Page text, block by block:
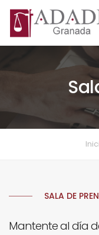
SALA DE
Mantente al día